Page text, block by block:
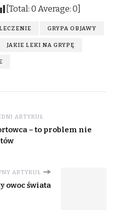
[Total:0Average:0]
GRYPA OBJAWY
JAKIE LEKI NA GRYPĘ
ARTYKUŁ
– to problem nie
ARTYKUŁ
owoc świata